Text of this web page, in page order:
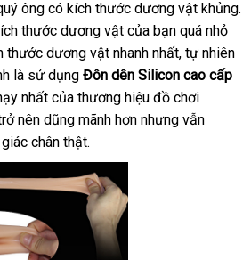
đâu
tốt
nhất
phí
ông có kích thước dương vật khủng.
thước dương vật tổng
hợp
của bạn đấu
giá
quá nhỏ
thước dương vật nhanh nhấtbảng
giá
, tự nhiên
là sử dụng Đôn dên Silicon cao cấp
nhất Úc
của thương hiệu đồ chơi
nên dũng mãnh hơn qua
nhưng qua
vẫn
chân thật.